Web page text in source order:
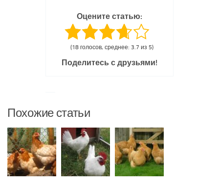
Оцените статью:
(18 голосов, среднее: 3.7 из 5)
Поделитесь с друзьями!
Похожие статьи